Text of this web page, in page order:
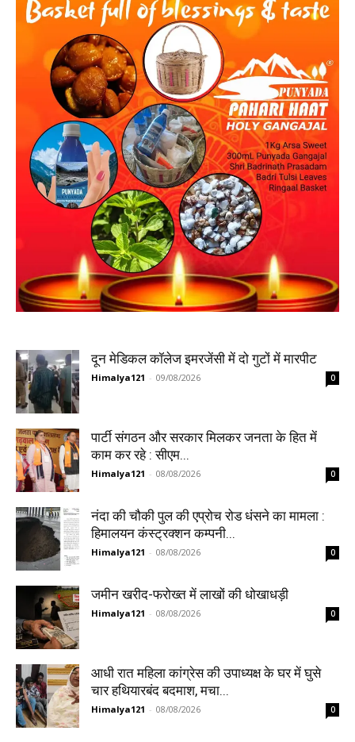
दून मेडिकल कॉलेज इमरजेंसी में दो गुटों में मारपीट
Himalya121 - 09/08/2026 0
पार्टी संगठन और सरकार मिलकर जनता के हित में
काम कर रहे : सीएम...
Himalya121 - 08/08/2026 0
नंदा की चौकी पुल की एप्रोच रोड धंसने का मामला :
हिमालयन कंस्ट्रक्शन कम्पनी...
Himalya121 - 08/08/2026 0
जमीन खरीद-फरोख्त में लाखों की धोखाधड़ी
Himalya121 - 08/08/2026 0
आधी रात महिला कांग्रेस की उपाध्यक्ष के घर में घुसे
चार हथियारबंद बदमाश, मचा...
Himalya121 - 08/08/2026 0